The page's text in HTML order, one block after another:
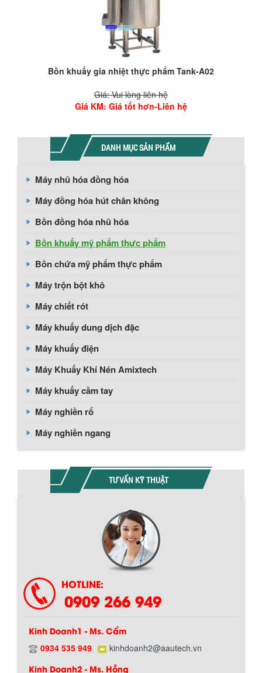
Bồn khuấy gia nhiệt thực phẩm Tank-A02
Giá: Vui lòng liên hệ
Giá KM: Giá tốt hơn-Liên hệ
DANH MỤC SẢN PHẨM
Máy nhũ hóa đồng hóa
Máy đồng hóa hút chân không
Bồn đồng hóa nhũ hóa
Bồn khuấy mỹ phẩm thực phẩm
Bồn chứa mỹ phẩm thực phẩm
Máy trộn bột khô
Máy chiết rót
Máy khuấy dung dịch đặc
Máy khuấy điện
Máy Khuấy Khí Nén Amixtech
Máy khuấy cầm tay
Máy nghiền rổ
Máy nghiền ngang
TƯ VẤN KỸ THUẬT
HOTLINE:
0909 266 949
Kinh Doanh1 - Ms. Cẩm
0934 535 949 kinhdoanh2@aautech.vn
Kinh Doanh2 - Ms. Hồng